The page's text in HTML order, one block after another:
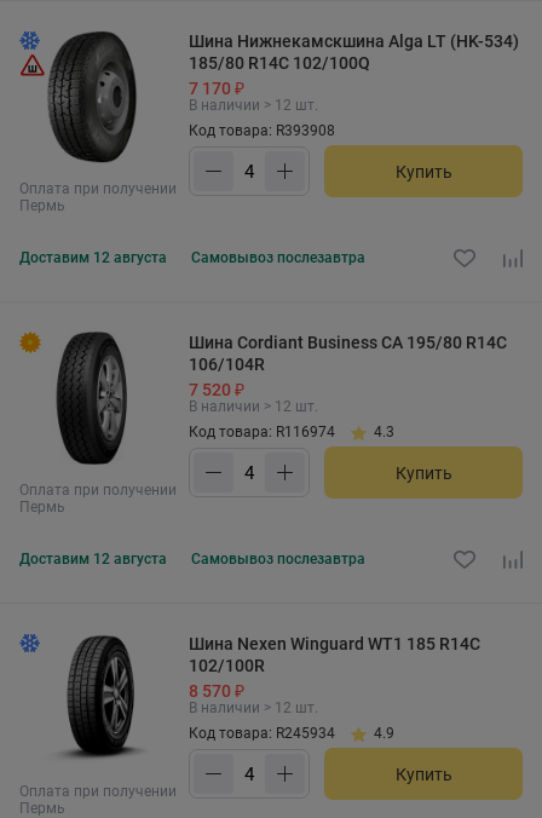
Оплата при получении
Пермь
Шина Нижнекамскшина Alga LT (HK-534)
185/80 R14C 102/100Q
7 170 ₽
В наличии > 12 шт.
Код товара: R393908
Купить
Доставим 12 августа Самовывоз послезавтра
Оплата при получении
Пермь
Шина Cordiant Business CA 195/80 R14C
106/104R
7 520 ₽
В наличии > 12 шт.
Код товара: R116974
4.3
Купить
Доставим 12 августа Самовывоз послезавтра
Оплата при получении
Пермь
Шина Nexen Winguard WT1 185 R14C
102/100R
8 570 ₽
В наличии > 12 шт.
Код товара: R245934
4.9
Купить